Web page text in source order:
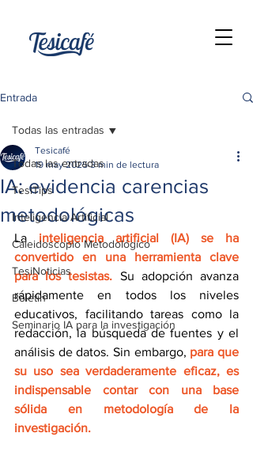
Entrada
Todas las entradas
TesiTips
Inteligencia Artificial
Caleidoscopio Metodológico
TesiNoticias
Boletín
Seminario IA para la investigación
Todas las entradas
IA: evidencia carencias
metodológicas
Tesicafé
19 may 2025 3 min de lectura
La inteligencia artificial (IA)
se ha
convertido en una herramienta clave
para los tesistas. Su adopción avanza
rápidamente en todos los niveles
educativos, facilitando tareas como la
redacción, la búsqueda de fuentes y el
análisis de datos. Sin embargo, para que
su uso sea verdaderamente eficaz, es
indispensable contar con una base
sólida en metodología de la
investigación.